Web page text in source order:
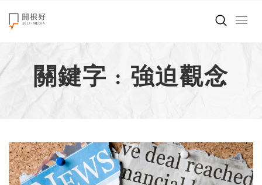
來點正能量
世界在想什麼
創造美好生活
職場商業經濟
關鍵字 : 強迫觀念